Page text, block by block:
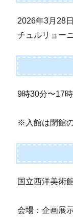
2026年3月28
チュルリョー
9時30分〜17
※入館は閉館
国立西洋美術
会場：企画展